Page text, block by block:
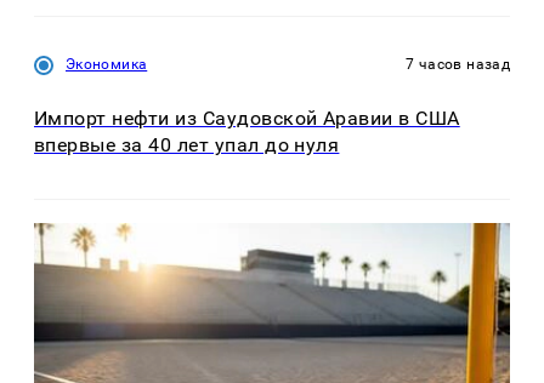
Экономика 7 часов назад
Импорт нефти из Саудовской Аравии в США
впервые за 40 лет упал до нуля